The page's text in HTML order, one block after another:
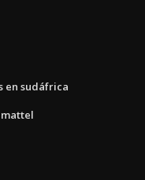
en sudáfrica